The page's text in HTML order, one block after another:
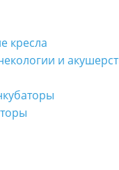
кресла
и